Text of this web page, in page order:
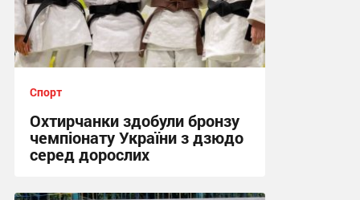
Спорт
Охтирчанки здобули бронзу
чемпіонату України з дзюдо
серед дорослих